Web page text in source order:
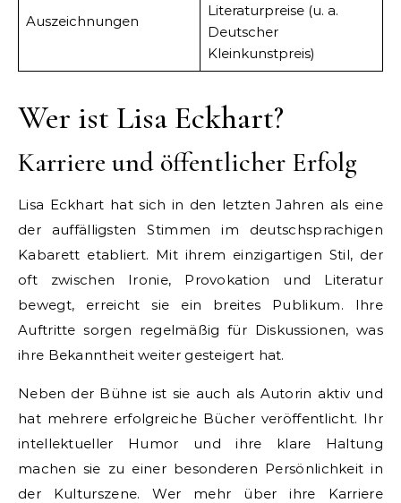
Auszeichnungen
Literaturpreise (u. a.
Deutscher
Kleinkunstpreis)
Wer ist Lisa Eckhart?
Karriere und öffentlicher Erfolg
Lisa Eckhart hat sich in den letzten Jahren als eine
der auffälligsten Stimmen im deutschsprachigen
Kabarett etabliert. Mit ihrem einzigartigen Stil, der
oft zwischen Ironie, Provokation und Literatur
bewegt, erreicht sie ein breites Publikum. Ihre
Auftritte sorgen regelmäßig für Diskussionen, was
ihre Bekanntheit weiter gesteigert hat.
Neben der Bühne ist sie auch als Autorin aktiv und
hat mehrere erfolgreiche Bücher veröffentlicht. Ihr
intellektueller Humor und ihre klare Haltung
machen sie zu einer besonderen Persönlichkeit in
der Kulturszene. Wer mehr über ihre Karriere